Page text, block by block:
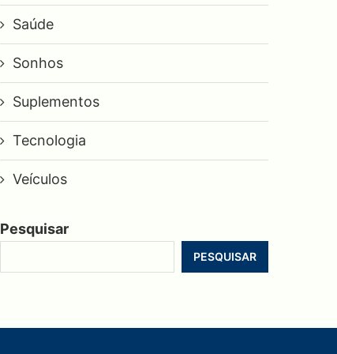
Saúde
Sonhos
Suplementos
Tecnologia
Veículos
Pesquisar
PESQUISAR